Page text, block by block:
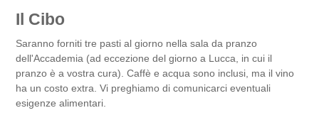
Il Cibo
Saranno forniti tre pasti al giorno nella sala da pranzo
dell'Accademia (ad eccezione del giorno a Lucca, in cui il
pranzo è a vostra cura). Caffè e acqua sono inclusi, ma il vino
ha un costo extra. Vi preghiamo di comunicarci eventuali
esigenze alimentari.